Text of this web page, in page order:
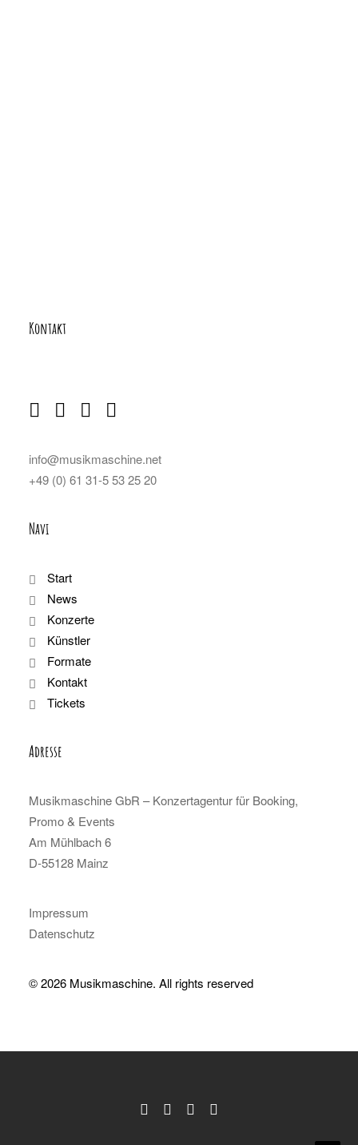
Kontakt
info@musikmaschine.net
+49 (0) 61 31-5 53 25 20
Navi
Start
News
Konzerte
Künstler
Formate
Kontakt
Tickets
Adresse
Musikmaschine GbR – Konzertagentur für Booking,
Promo & Events
Am Mühlbach 6
D-55128 Mainz
Impressum
Datenschutz
© 2026 Musikmaschine. All rights reserved